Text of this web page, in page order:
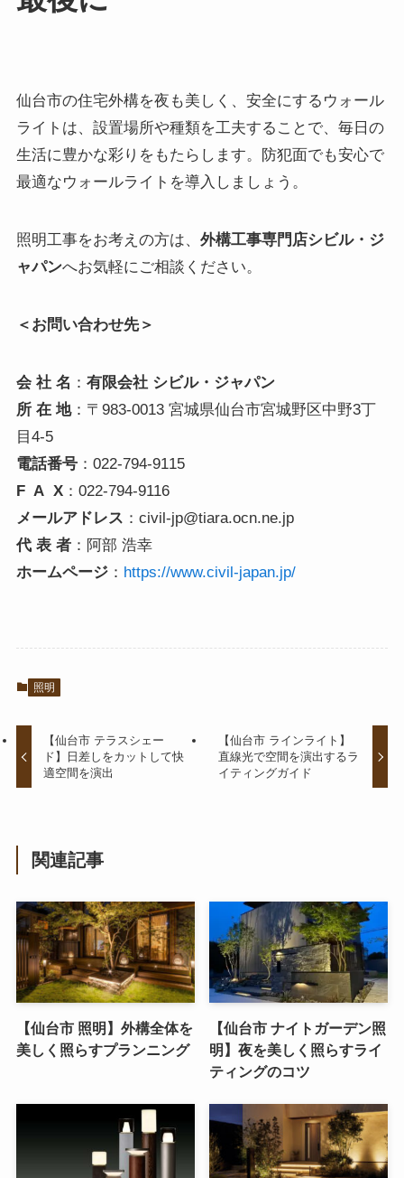
仙台市の住宅外構を夜も美しく、安全にするウォール
ライトは、設置場所や種類を工夫することで、毎日の
生活に豊かな彩りをもたらします。防犯面でも安心で
最適なウォールライトを導入しましょう。
照明工事をお考えの方は、 外構工事専門店シビル・ジ
ャパンへお気軽にご相談ください。
＜お問い合わせ先＞
会 社 名 ： 有限会社 シビル・ジャパン
所 在 地：〒983-0013 宮城県仙台市宮城野区中野3丁
目4-5
電話番号：022-794-9115
F A X：022-794-9116
メールアドレス ：civil-jp@tiara.ocn.ne.jp
代 表 者：阿部 浩幸
ホームページ： https://www.civil-japan.jp/
照明
【仙台市 テラスシェー
ド】日差しをカットして快
適空間を演出
【仙台市 ラインライト】
直線光で空間を演出するラ
イティングガイド
関連記事
【仙台市 照明】外構全体を
美しく照らすプランニング
【仙台市 ナイトガーデン照
明】夜を美しく照らすライ
ティングのコツ